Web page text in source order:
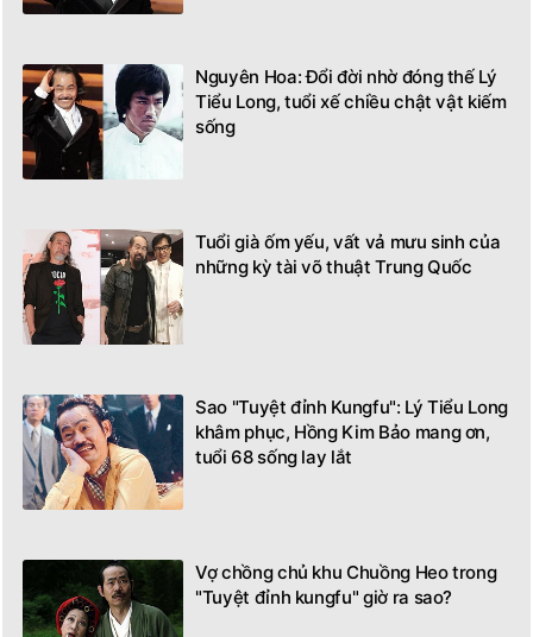
Nguyên Hoa: Đổi đời nhờ đóng thế Lý
Tiểu Long, tuổi xế chiều chật vật kiếm
sống
Tuổi già ốm yếu, vất vả mưu sinh của
những kỳ tài võ thuật Trung Quốc
Sao "Tuyệt đỉnh Kungfu": Lý Tiểu Long
khâm phục, Hồng Kim Bảo mang ơn,
tuổi 68 sống lay lắt
Vợ chồng chủ khu Chuồng Heo trong
"Tuyệt đỉnh kungfu" giờ ra sao?